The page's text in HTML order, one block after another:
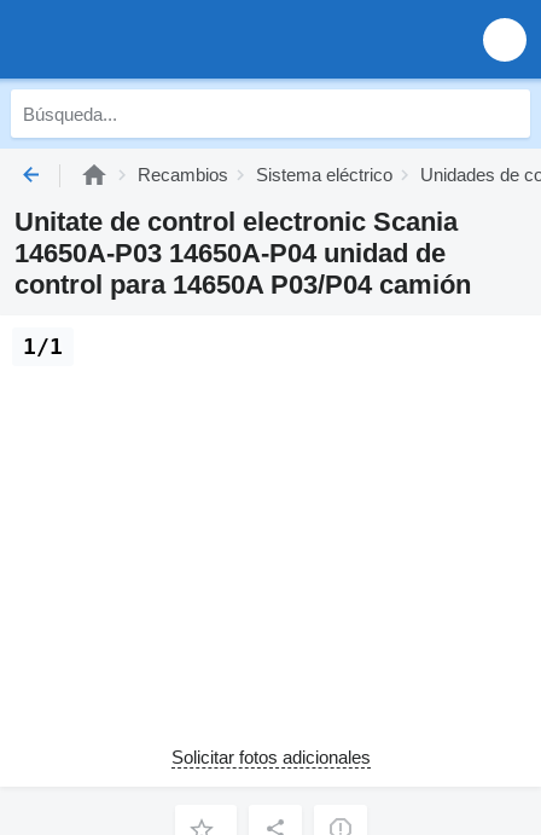
Recambios Sistema eléctrico Unidades de
Unitate de control electronic Scania
14650A-P03 14650A-P04 unidad de
control para 14650A P03/P04 camión
1/1
Solicitar fotos adicionales